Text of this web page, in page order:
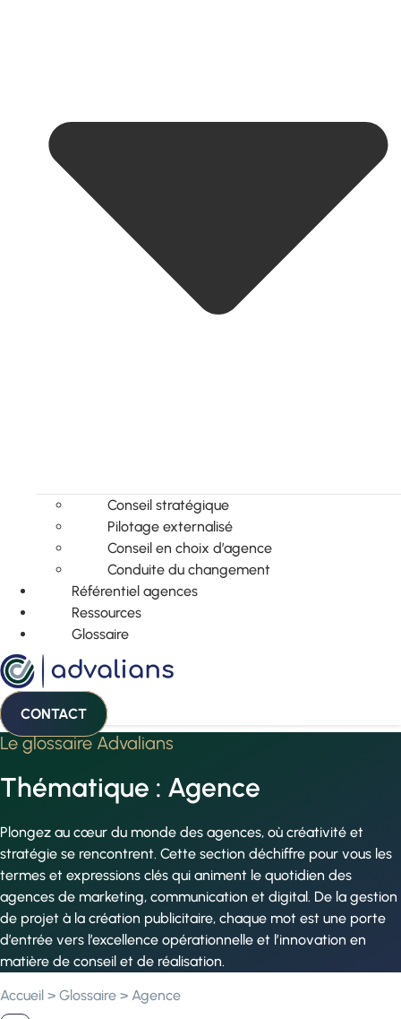
Conseil stratégique
Pilotage externalisé
Conseil en choix d’agence
Conduite du changement
Référentiel agences
Ressources
Glossaire
CONTACT
Le glossaire Advalians
Thématique : Agence
Plongez au cœur du monde des agences, où créativité et
stratégie se rencontrent. Cette section déchiffre pour vous les
termes et expressions clés qui animent le quotidien des
agences de marketing, communication et digital. De la gestion
de projet à la création publicitaire, chaque mot est une porte
d’entrée vers l’excellence opérationnelle et l’innovation en
matière de conseil et de réalisation.
Accueil > Glossaire > Agence